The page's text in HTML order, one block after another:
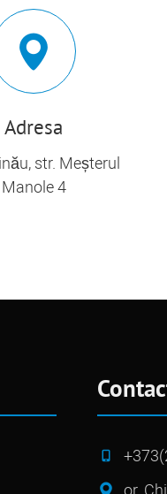
Adresa
str. Meșterul
Manole 4
or.